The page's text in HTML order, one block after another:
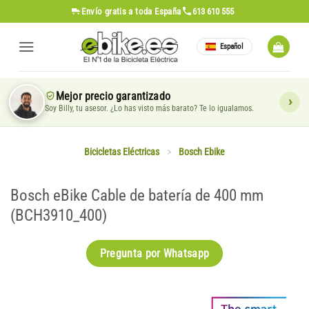
al
contenido
Envío gratis a toda España 613 610 555
Español
Mejor precio garantizado
Soy Billy, tu asesor. ¿Lo has visto más barato? Te lo igualamos.
Bicicletas Eléctricas > Bosch Ebike
Bosch eBike Cable de batería de 400 mm
(BCH3910_400)
Pregunta por Whatsapp